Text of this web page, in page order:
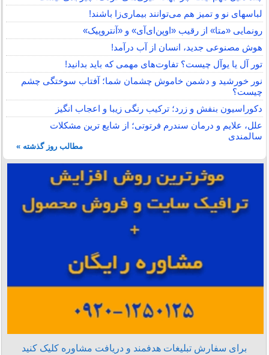
لباس‎های نو و تمیز هم می‌توانند بیماری‌زا باشند!
رونمایی «متا» از رقیب «اوپن‌ای‌آی» و «آنتروپیک»
هوش مصنوعی جدید، انسان از آب درآمد!
تور آل یا یوآل چیست؟ تفاوت‌های مهمی که باید بدانید!
نور خورشید و دشمن خاموش چشمان شما؛ آفتاب سوختگی چشم
چیست؟
دکوراسیون بنفش و زرد؛ ترکیب رنگی زیبا و اعجاب انگیز
علل، علایم و درمان سندرم فرتوتی؛ از شایع ترین مشکلات
سالمندی
مطالب روز گذشته »
برای سفارش تبلیغات هدفمند و دریافت مشاوره کلیک کنید